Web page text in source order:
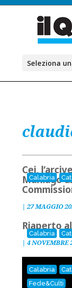
Seleziona
Calabria
Cei,
Maniago
| 27 MAGGIO
Calabria
Riaperto
| 4 NOVEMBRE
Calabria
Fede&Culti